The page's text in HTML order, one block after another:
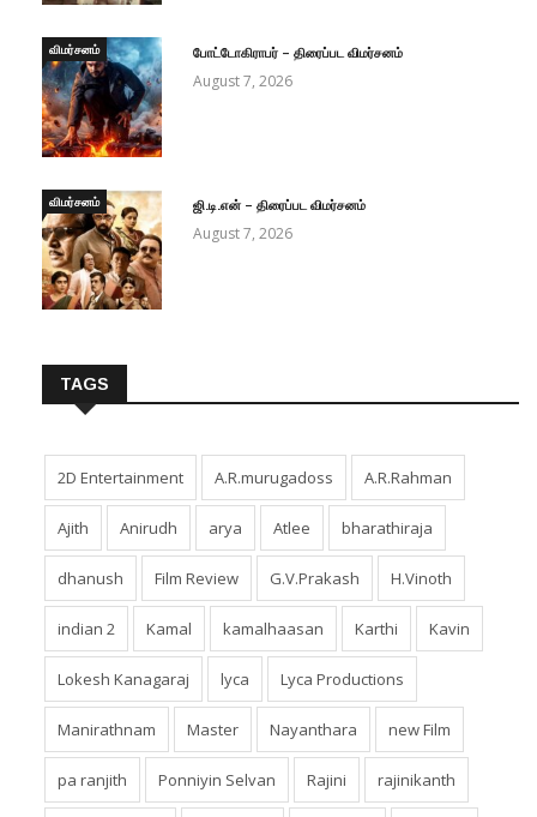
விமர்சனம் போட்டோகிராபர் – திரைப்பட விமர்சனம்
August 7, 2026
விமர்சனம் ஜி.டி.என் – திரைப்பட விமர்சனம்
August 7, 2026
TAGS
2D Entertainment A.R.murugadoss A.R.Rahman
Ajith Anirudh arya Atlee bharathiraja
dhanush Film Review G.V.Prakash H.Vinoth
indian 2 Kamal kamalhaasan Karthi Kavin
Lokesh Kanagaraj lyca Lyca Productions
Manirathnam Master Nayanthara new Film
pa ranjith Ponniyin Selvan Rajini rajinikanth